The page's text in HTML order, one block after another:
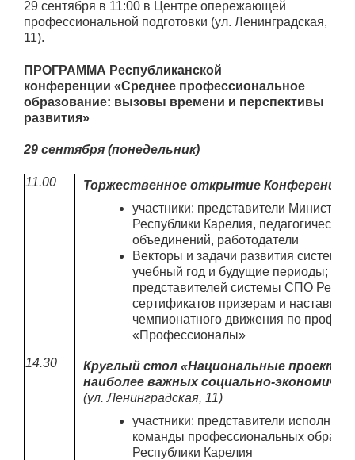
29 сентября в 11:00 в Центре опережающей
профессиональной подготовки (ул. Ленинградская,
11).
ПРОГРАММА Республиканской
конференции «Среднее профессиональное
образование: вызовы времени и перспективы
развития»
29 сентября (понедельник)
11.00 Торжественное открытие Конференции
участники: представители
Республики Карелия,
объединений, работодатели
Векторы и задачи развития
учебный год и будущие периоды;
представителей системы СПО
сертификатов призерам и
чемпионатного движения по
«Профессионалы»
14.30
Круглый стол «Национальные проекты
наиболее важных социально-
(ул. Ленинградская, 11)
участники: представители
команды профессиональных
Республики Карелия